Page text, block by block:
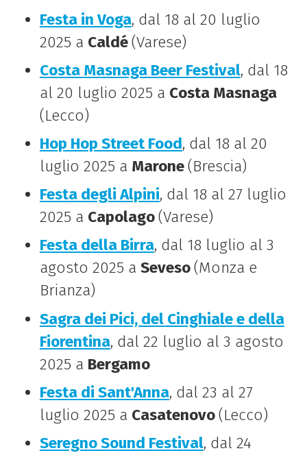
Festa in Voga, dal 18 al 20 luglio
2025 a Caldé(Varese)
Costa Masnaga Beer Festival, dal 18
al 20 luglio 2025 a Costa Masnaga
(Lecco)
Hop Hop Street Food, dal 18 al 20
luglio 2025 a Marone(Brescia)
Festa degli Alpini, dal 18 al 27 luglio
2025 a Capolago(Varese)
Festa della Birra, dal 18 luglio al 3
agosto 2025 a Seveso(Monza e
Brianza)
Sagra dei Pici, del Cinghiale e della
Fiorentina, dal 22 luglio al 3 agosto
2025 a Bergamo
Festa di Sant'Anna, dal 23 al 27
luglio 2025 a Casatenovo(Lecco)
Seregno Sound Festival, dal 24